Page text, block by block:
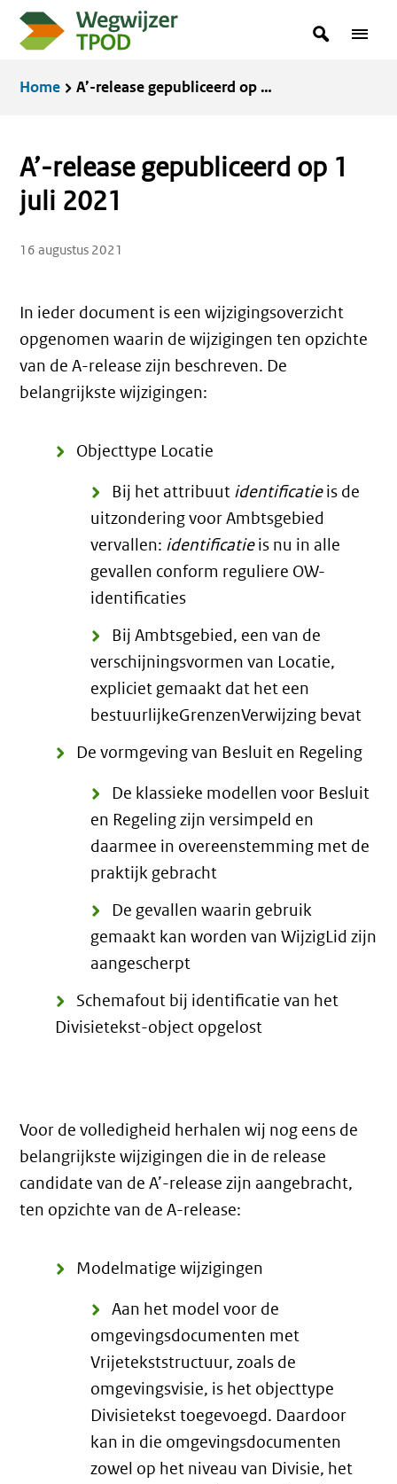
Overslaanzoekterm
in
Zoeken Menu
Kruimelpad
Home A’-release gepubliceerd op 1 juli 2021
A’-release gepubliceerd op 1
juli 2021
16 augustus 2021
In ieder document is een wijzigingsoverzicht
opgenomen waarin de wijzigingen ten opzichte
van de A-release zijn beschreven. De
belangrijkste wijzigingen:
Objecttype Locatie
Bij het attribuut identificatieis de
uitzondering voor Ambtsgebied
vervallen: identificatieis nu in alle
gevallen conform reguliere OW-
identificaties
Bij Ambtsgebied, een van de
verschijningsvormen van Locatie,
expliciet gemaakt dat het een
bestuurlijkeGrenzenVerwijzing bevat
De vormgeving van Besluit en Regeling
De klassieke modellen voor Besluit
en Regeling zijn versimpeld en
daarmee in overeenstemming met de
praktijk gebracht
De gevallen waarin gebruik
gemaakt kan worden van WijzigLid zijn
aangescherpt
Schemafout bij identificatie van het
Divisietekst-object opgelost
Voor de volledigheid herhalen wij nog eens de
belangrijkste wijzigingen die in de release
candidate van de A’-release zijn aangebracht,
ten opzichte van de A-release:
Modelmatige wijzigingen
Aan het model voor de
omgevingsdocumenten met
Vrijetekststructuur, zoals de
omgevingsvisie, is het objecttype
Divisietekst toegevoegd. Daardoor
kan in die omgevingsdocumenten
zowel op het niveau van Divisie, het